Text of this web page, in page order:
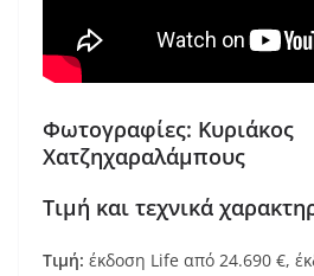
Φωτογραφίες: Κυριάκος
Χατζηχαραλάμπους
Τιμή και τεχνικά
Τιμή: έκδοση Life από 24.690 €,